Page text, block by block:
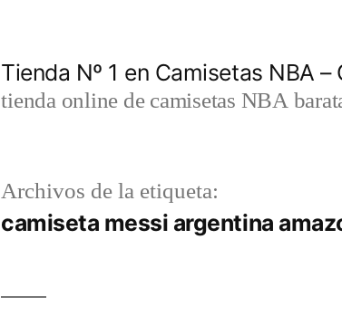
Tienda Nº 1 en Camisetas NBA
tienda online de camisetas NBA
Archivos de la etiqueta:
camiseta messi argentina